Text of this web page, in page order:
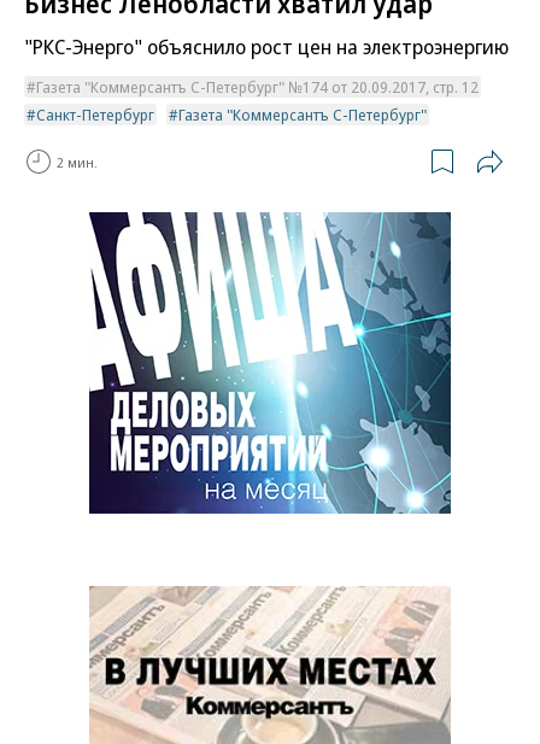
"РКС-Энерго" объяснило рост цен на электроэнергию
Газета "Коммерсантъ С-Петербург" №174 от 20.09.2017, стр. 12
Санкт-Петербург
Газета "Коммерсантъ С-Петербург"
2 мин.